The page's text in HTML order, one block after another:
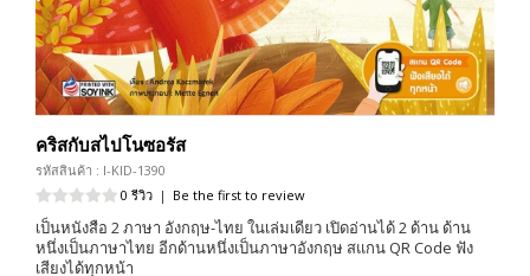
คริสกับสไปโนซอรัส
รหัสสินค้า : I-KID-1390
0 รีวิว | Be the first to review
เป็นหนังสือ 2 ภาษา อังกฤษ-ไทย ในเล่มเดียว เปิดอ่านได้ 2 ด้าน ด้าน
หนึ่งเป็นภาษาไทย อีกด้านหนึ่งเป็นภาษาอังกฤษ สแกน QR Code ฟัง
เสียงได้ทุกหน้า